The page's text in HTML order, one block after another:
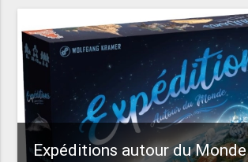
Expéditions autour du Monde